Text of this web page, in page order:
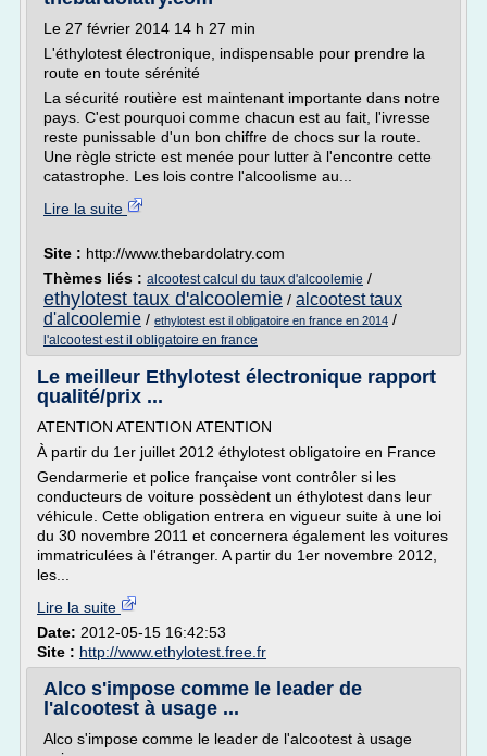
Le 27 février 2014 14 h 27 min
L'éthylotest électronique, indispensable pour prendre la
route en toute sérénité
La sécurité routière est maintenant importante dans notre
pays. C'est pourquoi comme chacun est au fait, l'ivresse
reste punissable d'un bon chiffre de chocs sur la route.
Une règle stricte est menée pour lutter à l'encontre cette
catastrophe. Les lois contre l'alcoolisme au...
Lire la suite
Site : http://www.thebardolatry.com
Thèmes liés : alcootest calcul du taux d'alcoolemie /
ethylotest taux d'alcoolemie / alcootest taux
d'alcoolemie / ethylotest est il obligatoire en france en 2014 /
l'alcootest est il obligatoire en france
Le meilleur Ethylotest électronique rapport
qualité/prix ...
ATENTION ATENTION ATENTION
À partir du 1er juillet 2012 éthylotest obligatoire en France
Gendarmerie et police française vont contrôler si les
conducteurs de voiture possèdent un éthylotest dans leur
véhicule. Cette obligation entrera en vigueur suite à une loi
du 30 novembre 2011 et concernera également les voitures
immatriculées à l'étranger. A partir du 1er novembre 2012,
les...
Lire la suite
Date: 2012-05-15 16:42:53
Site : http://www.ethylotest.free.fr
Alco s'impose comme le leader de
l'alcootest à usage ...
Alco s'impose comme le leader de l'alcootest à usage